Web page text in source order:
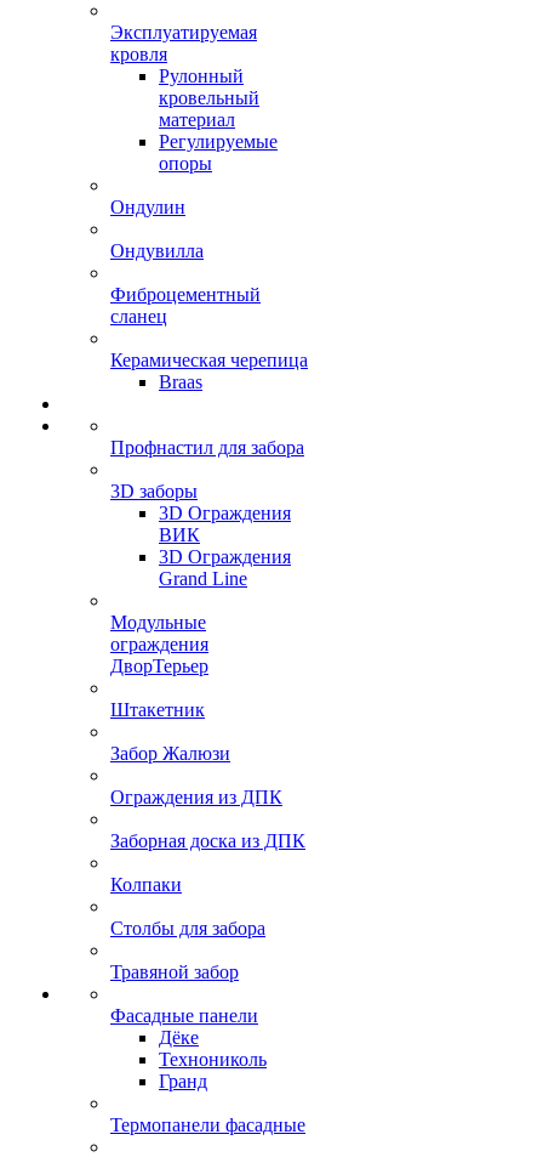
Эксплуатируемая
кровля
Рулонный
кровельный
материал
Регулируемые
опоры
Ондулин
Ондувилла
Фиброцементный
сланец
Керамическая черепица
Braas
Профнастил для забора
3D заборы
3D Ограждения
ВИК
3D Ограждения
Grand Line
Модульные
ограждения
ДворТерьер
Штакетник
Забор Жалюзи
Ограждения из ДПК
Заборная доска из ДПК
Колпаки
Столбы для забора
Травяной забор
Фасадные панели
Дёке
Технониколь
Гранд
Термопанели фасадные